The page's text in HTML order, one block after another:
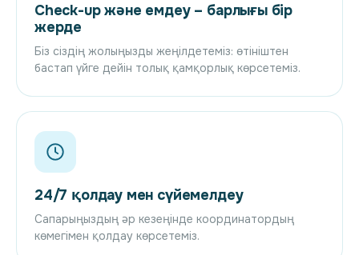
Check-up және емдеу – барлығы бір
жерде
Біз сіздің жолыңызды жеңілдетеміз: өтініштен
бастап үйге дейін толық қамқорлық көрсетеміз.
24/7 қолдау мен сүйемелдеу
Сапарыңыздың әр кезеңінде координатордың
көмегімен қолдау көрсетеміз.